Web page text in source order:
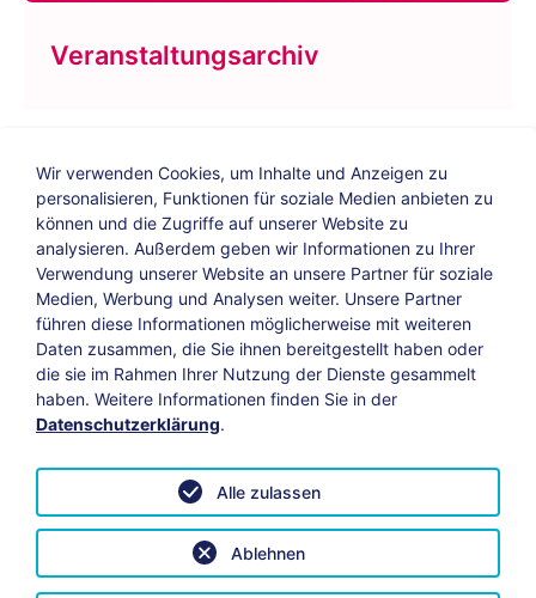
Veranstaltungsarchiv
Bildungs-Blog| Instagram| Facebook|
YouTube
Impressum Suche Datenschutz
Vertrag widerrufen
Datenschutzeinstellungen anpassen
© 2026 KAB Bamberg | Alle Rechte vorbehalten.
Wir verwenden Cookies, um Inhalte und Anzeigen zu
personalisieren, Funktionen für soziale Medien anbieten zu
können und die Zugriffe auf unserer Website zu
analysieren. Außerdem geben wir Informationen zu Ihrer
Verwendung unserer Website an unsere Partner für soziale
Medien, Werbung und Analysen weiter. Unsere Partner
führen diese Informationen möglicherweise mit weiteren
Daten zusammen, die Sie ihnen bereitgestellt haben oder
die sie im Rahmen Ihrer Nutzung der Dienste gesammelt
haben. Weitere Informationen finden Sie in der
Datenschutzerklärung.
Ablehnen
Alle zulassen